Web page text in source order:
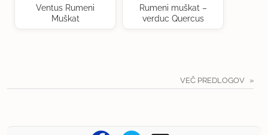
Ventus Rumeni
Muškat
Rumeni muškat –
verduc Quercus
VEČ PREDLOGOV